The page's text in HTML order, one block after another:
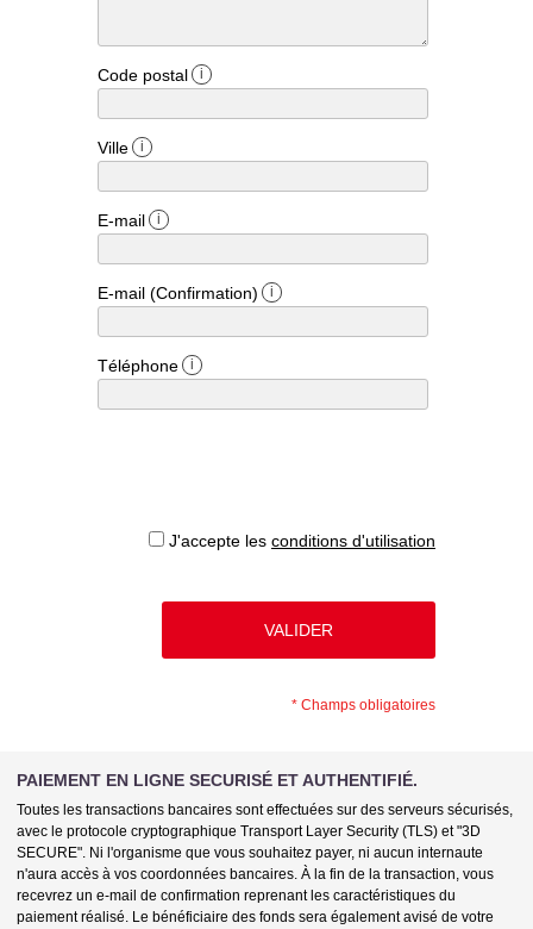
Code postal i
Ville i
E-mail i
E-mail (Confirmation) i
Téléphone i
J'accepte les conditions d'utilisation
* Champs obligatoires
PAIEMENT EN LIGNE SECURISÉ ET AUTHENTIFIÉ.
Toutes les transactions bancaires sont effectuées sur des serveurs sécurisés,
avec le protocole cryptographique Transport Layer Security (TLS) et "3D
SECURE". Ni l'organisme que vous souhaitez payer, ni aucun internaute
n'aura accès à vos coordonnées bancaires. À la fin de la transaction, vous
recevrez un e-mail de confirmation reprenant les caractéristiques du
paiement réalisé. Le bénéficiaire des fonds sera également avisé de votre